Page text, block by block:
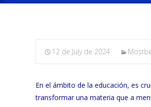
12 de July de 2024
En el ámbito de la educación, es
transformar una materia que a